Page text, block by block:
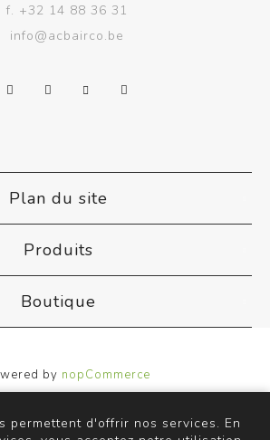
f. +32 14 88 36 31
info@acbairco.be
Plan du site
Produits
Boutique
by nopCommerce
byNop-Templates.com
ACB Airco. Tous droits réservés.
permettent d'offrir nos services. En